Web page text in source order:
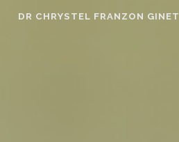
DR CHRYSTEL FRANZON GINET